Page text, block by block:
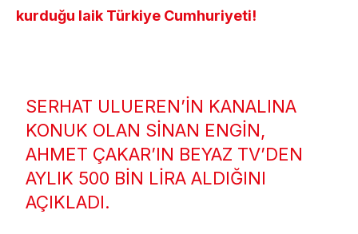
kurduğu laik Türkiye Cumhuriyeti!
SERHAT ULUEREN’IN KANALINA
KONUK OLAN SINAN ENGIN,
AHMET ÇAKAR’IN BEYAZ TV’DEN
AYLIK 500 BIN LIRA ALDIĞINI
AÇIKLADI.